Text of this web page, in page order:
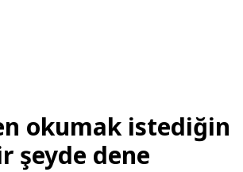
okumak istediğin
şeyde dene